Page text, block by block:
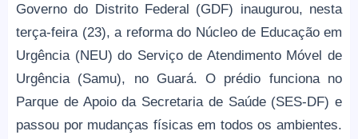
Governo do Distrito Federal (GDF) inaugurou, nesta
terça-feira (23), a reforma do Núcleo de Educação em
Urgência (NEU) do Serviço de Atendimento Móvel de
Urgência (Samu), no Guará. O prédio funciona no
Parque de Apoio da Secretaria de Saúde (SES-DF) e
passou por mudanças físicas em todos os ambientes.